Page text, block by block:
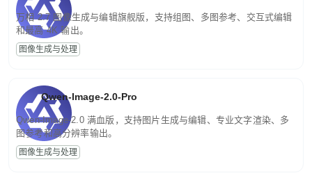
万相 2.7 图像生成与编辑旗舰版，支持组图、多图参考、交互式编辑
和最高 4K 输出。
图像生成与处理
Qwen-Image-2.0-Pro
Qwen-Image-2.0 满血版，支持图片生成与编辑、专业文字渲染、多
图参考和高分辨率输出。
图像生成与处理